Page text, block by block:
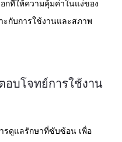
กที่ให้ความคุ้มค่าในแง่ของ
กับการใช้งานและสภาพ
อบโจทย์การใช้งาน
รดูแลรักษาที่ซับซ้อน เพื่อ